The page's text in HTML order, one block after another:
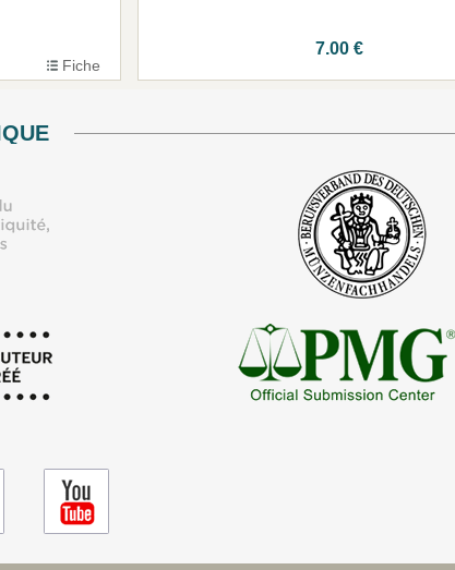
Fiche
7.00 €